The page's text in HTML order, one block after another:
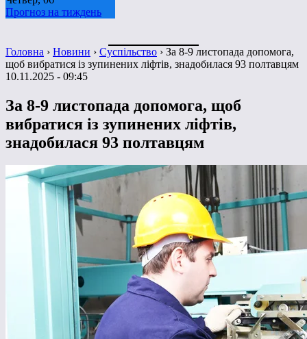
Прогноз на тиждень
Головна › Новини › Суспільство › За 8-9 листопада допомога,
щоб вибратися із зупинених ліфтів, знадобилася 93 полтавцям
10.11.2025 - 09:45
За 8-9 листопада допомога, щоб
вибратися із зупинених ліфтів,
знадобилася 93 полтавцям